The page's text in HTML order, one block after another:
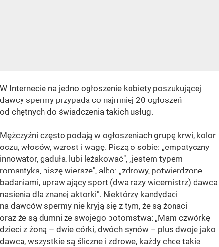
W Internecie na jedno ogłoszenie kobiety poszukującej
dawcy spermy przypada co najmniej 20 ogłoszeń
od chętnych do świadczenia takich usług.
Mężczyźni często podają w ogłoszeniach grupę krwi, kolor
oczu, włosów, wzrost i wagę. Piszą o sobie: „empatyczny
innowator, gaduła, lubi leżakować", „jestem typem
romantyka, piszę wiersze", albo: „zdrowy, potwierdzone
badaniami, uprawiający sport (dwa razy wicemistrz) dawca
nasienia dla znanej aktorki". Niektórzy kandydaci
na dawców spermy nie kryją się z tym, że są żonaci
oraz że są dumni ze swojego potomstwa: „Mam czwórkę
dzieci z żoną – dwie córki, dwóch synów – plus dwoje jako
dawca, wszystkie są śliczne i zdrowe, każdy chce takie